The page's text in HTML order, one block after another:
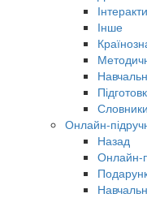
Інше
Словники
Онлайн-
Назад
Онлайн-